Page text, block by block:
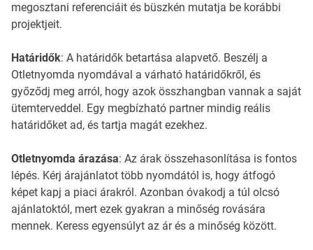
megosztani referenciáit és büszkén mutatja be korábbi
projektjeit.
Határidők: A határidők betartása alapvető. Beszélj a
Otletnyomda nyomdával a várható határidőkről, és
győződj meg arról, hogy azok összhangban vannak a saját
ütemterveddel. Egy megbízható partner mindig reális
határidőket ad, és tartja magát ezekhez.
Otletnyomda árazása: Az árak összehasonlítása is fontos
lépés. Kérj árajánlatot több nyomdától is, hogy átfogó
képet kapj a piaci árakról. Azonban óvakodj a túl olcsó
ajánlatoktól, mert ezek gyakran a minőség rovására
mennek. Keress egyensúlyt az ár és a minőség között.